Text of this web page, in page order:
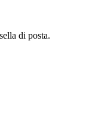
di posta.